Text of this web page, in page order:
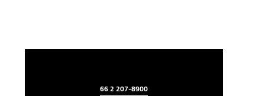
66 2 207-8900